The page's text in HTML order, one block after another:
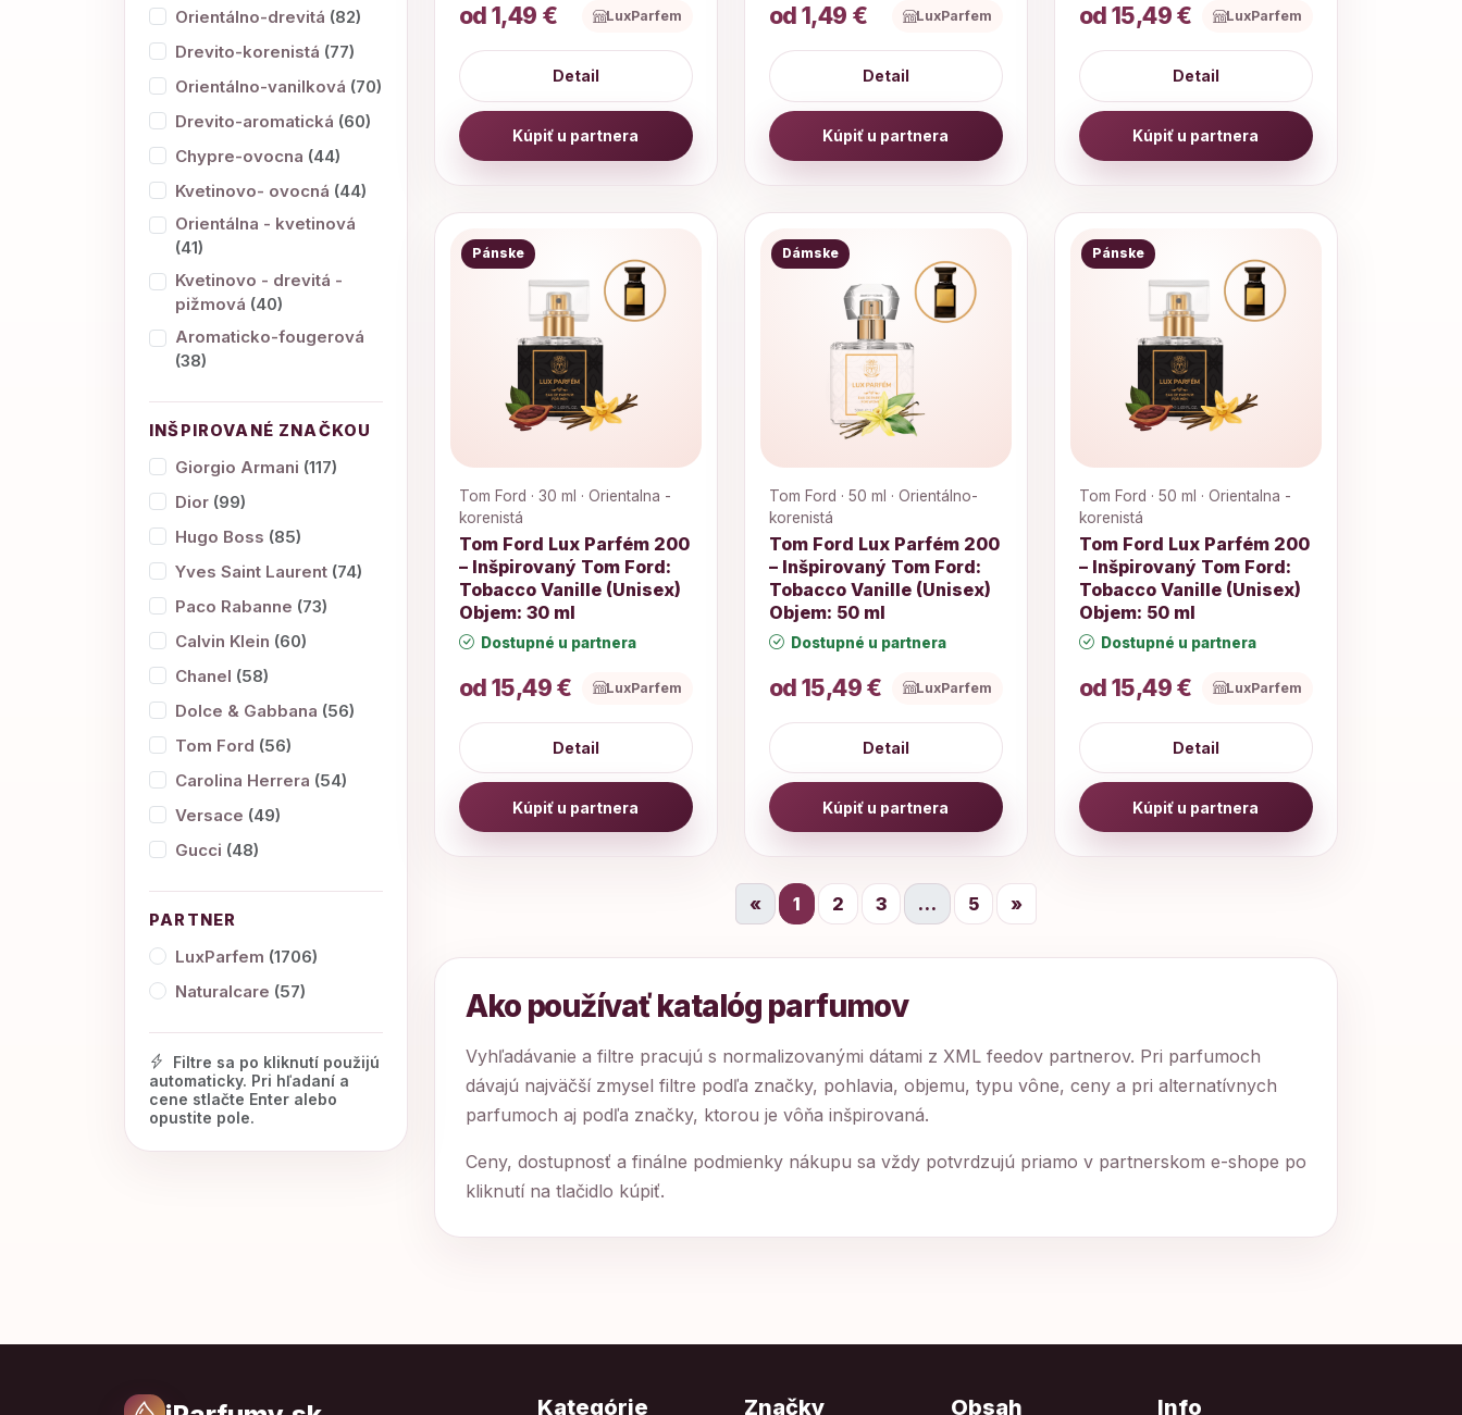
Orientálno-drevitá (82)
Drevito-korenistá (77)
Orientálno-vanilková (70)
Drevito-aromatická (60)
Chypre-ovocna (44)
Kvetinovo- ovocná (44)
Orientálna - kvetinová
(41)
Kvetinovo - drevitá -
pižmová (40)
Aromaticko-fougerová
(38)
INŠPIROVANÉ ZNAČKOU
Giorgio Armani (117)
Dior (99)
Hugo Boss (85)
Yves Saint Laurent (74)
Paco Rabanne (73)
Calvin Klein (60)
Chanel (58)
Dolce & Gabbana (56)
Tom Ford (56)
Carolina Herrera (54)
Versace (49)
Gucci (48)
PARTNER
LuxParfem (1706)
Naturalcare (57)
Filtre sa po kliknutí použijú
automaticky. Pri hľadaní a
cene stlačte Enter alebo
opustite pole.
od 1,49 € LuxParfem
Detail
Kúpiť u partnera
od 1,49 € LuxParfem
Detail
Kúpiť u partnera
od 15,49 € LuxParfem
Detail
Kúpiť u partnera
Pánske
Tom Ford · 30 ml · Orientalna -
korenistá
Tom Ford Lux Parfém 200
– Inšpirovaný Tom Ford:
Tobacco Vanille (Unisex)
Objem: 30 ml
Dostupné u partnera
od 15,49 € LuxParfem
Detail
Kúpiť u partnera
Dámske
Tom Ford · 50 ml · Orientálno-
korenistá
Tom Ford Lux Parfém 200
– Inšpirovaný Tom Ford:
Tobacco Vanille (Unisex)
Objem: 50 ml
Dostupné u partnera
od 15,49 € LuxParfem
Detail
Kúpiť u partnera
Pánske
Tom Ford · 50 ml · Orientalna -
korenistá
Tom Ford Lux Parfém 200
– Inšpirovaný Tom Ford:
Tobacco Vanille (Unisex)
Objem: 50 ml
Dostupné u partnera
od 15,49 € LuxParfem
Detail
Kúpiť u partnera
« 1 2 3 … 5 »
Ako používať katalóg parfumov
Vyhľadávanie a filtre pracujú s normalizovanými dátami z XML feedov partnerov. Pri parfumoch
dávajú najväčší zmysel filtre podľa značky, pohlavia, objemu, typu vône, ceny a pri alternatívnych
parfumoch aj podľa značky, ktorou je vôňa inšpirovaná.
Ceny, dostupnosť a finálne podmienky nákupu sa vždy potvrdzujú priamo v partnerskom e-shope po
kliknutí na tlačidlo kúpiť.
Kategórie Značky Obsah Info